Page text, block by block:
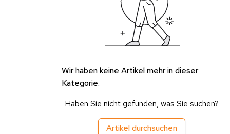
Wir haben keine Artikel mehr in dieser
Kategorie.
Haben Sie nicht gefunden, was Sie suchen?
Artikel durchsuchen